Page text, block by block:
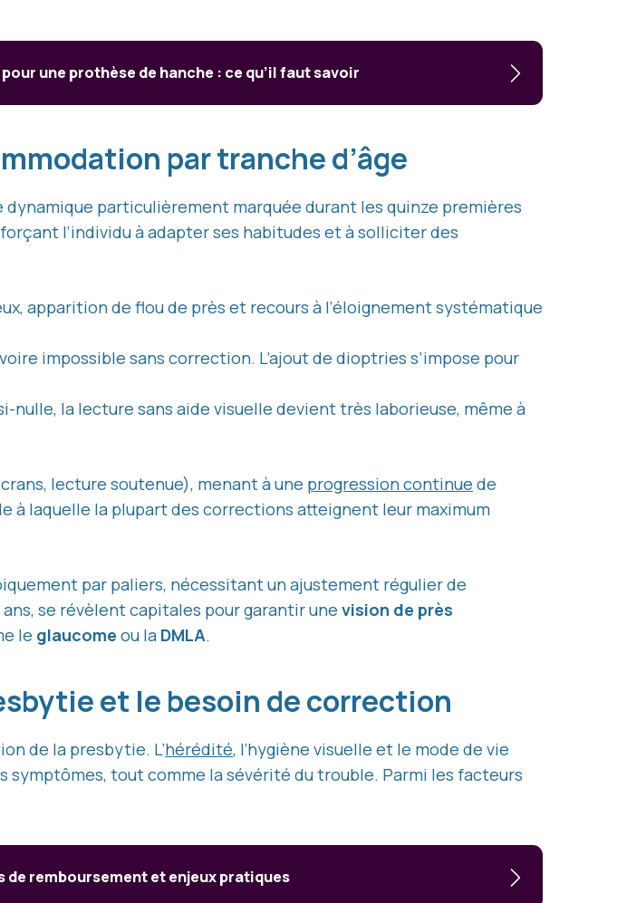
une prothèse de hanche : ce qu’il faut savoir
par tranche d’âge
dynamique particulièrement marquée durant les quinze premières
l’individu à adapter ses habitudes et à solliciter des
apparition de flou de près et recours à l’éloignement systématique
impossible sans correction. L’ajout de dioptries s’impose pour
nulle, la lecture sans aide visuelle devient très laborieuse, même à
lecture soutenue), menant à une progression continue de
à laquelle la plupart des corrections atteignent leur maximum
par paliers, nécessitant un ajustement régulier de
se révèlent capitales pour garantir une vision de près
le glaucome ou la DMLA.
et le besoin de correction
de la presbytie. L’hérédité, l’hygiène visuelle et le mode de vie
tout comme la sévérité du trouble. Parmi les facteurs
remboursement et enjeux pratiques